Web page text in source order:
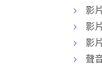
影
影
影
聲